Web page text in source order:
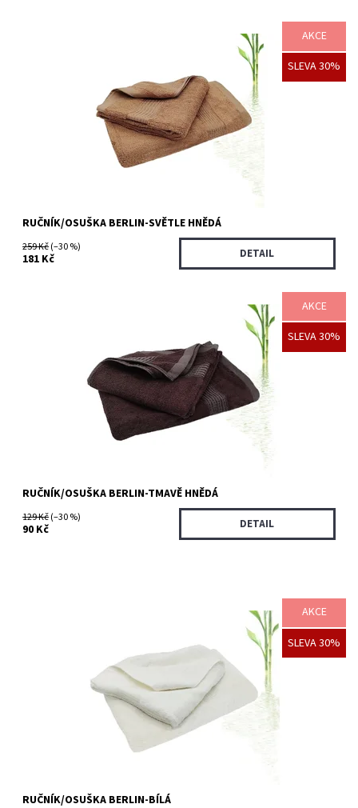
AKCE
SLEVA 30%
Bambusové ručníky a osušky jsou vyrobeny z bambusového
vlákna a bavlny. Hedvábně měkký až 4x savější, vhodné i pro
Skladem >5 ks
3549/70X
RUČNÍK/OSUŠKA BERLIN-SVĚTLE HNĚDÁ
259 Kč(–30 %)
181 Kč DETAIL
AKCE
SLEVA 30%
Bambusové ručníky a osušky jsou vyrobeny z bambusového
vlákna a bavlny. Hedvábně měkký až 4x savější, vhodné i pro
Skladem 5 ks
3546/50X
RUČNÍK/OSUŠKA BERLIN-TMAVĚ HNĚDÁ
129 Kč(–30 %)
90 Kč DETAIL
AKCE
SLEVA 30%
Bambusové ručníky a osušky jsou vyrobeny z bambusového
vlákna a bavlny. Hedvábně měkký až 4x savější, vhodné i pro
Skladem >5 ks
3543/50X
RUČNÍK/OSUŠKA BERLIN-BÍLÁ